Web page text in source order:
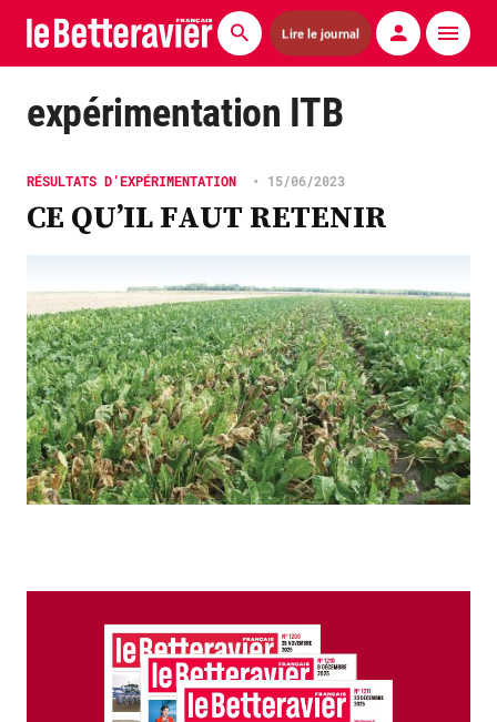
Lire le journal
Actualités
Agronomie
Matériels
La technique ITB
Pommes de terre
Guides pratiques
Chasse
Plus
expérimentation ITB
RÉSULTATS D’EXPÉRIMENTATION • 15/06/2023
CE QU’IL FAUT RETENIR